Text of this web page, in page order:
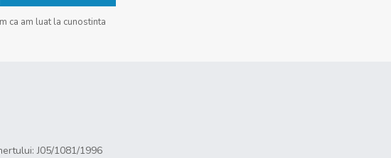
ca am luat la cunostinta
J05/1081/1996